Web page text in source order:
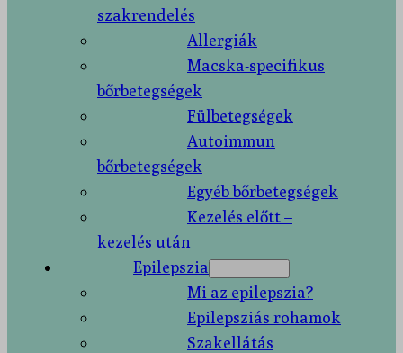
szakrendelés
Allergiák
Macska-specifikus
bőrbetegségek
Fülbetegségek
Autoimmun
bőrbetegségek
Egyéb bőrbetegségek
Kezelés előtt –
kezelés után
Epilepszia
Mi az epilepszia?
Epilepsziás rohamok
Szakellátás